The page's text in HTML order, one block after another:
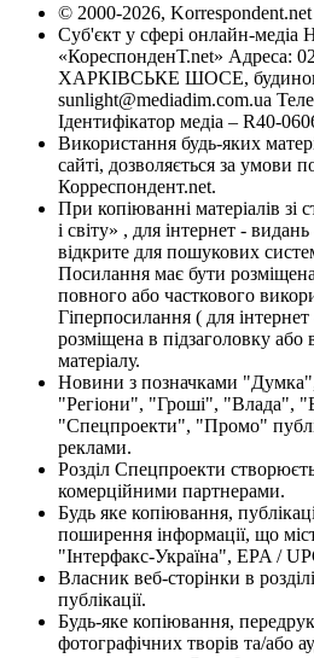
© 2000-2026, Korrespondent.net
Суб'єкт у сфері онлайн-медіа
«КореспонденТ.net» Адреса:
ХАРКІВСЬКЕ ШОСЕ, будинок
sunlight@mediadim.com.ua
Ідентифікатор медіа – R40-
Використання будь-яких
сайті, дозволяється за умови
Корреспондент.net.
При копіюванні матеріалів
і світу» , для інтернет -
відкрите для пошукових
Посилання має бути
повного або часткового
Гіперпосилання ( для
розміщена в підзаголовку або
матеріалу.
Новини з позначками
"Регіони", "Гроші", "Влада",
"Спецпроекти", "Промо"
реклами.
Розділ Спецпроекти
комерційними партнерами.
Будь яке копіювання,
поширення інформації, що
"Інтерфакс-Україна", EPA /
Власник веб-сторінки в
публікації.
Будь-яке копіювання,
фотографічних творів та/або